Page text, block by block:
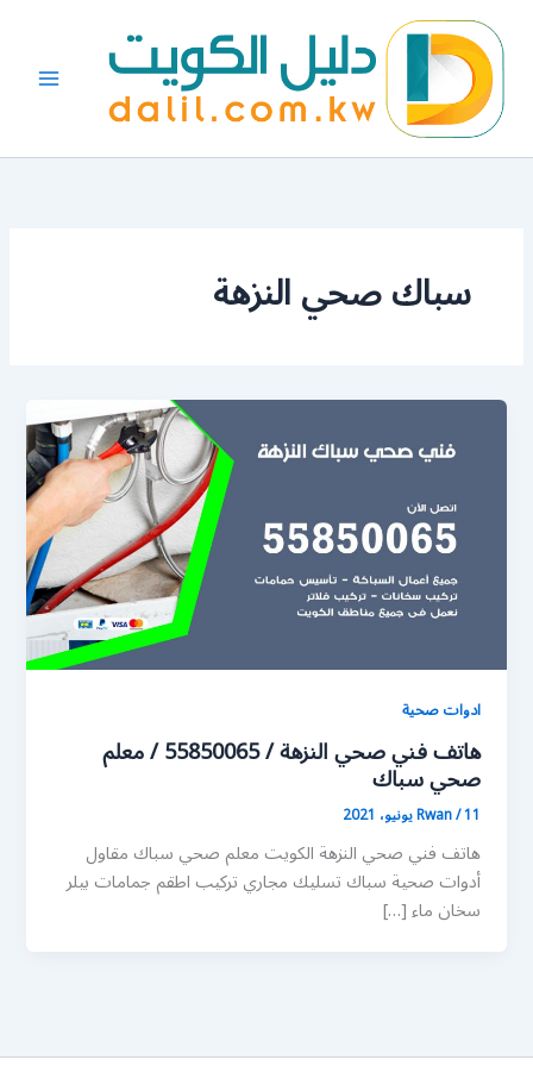
المحتوى
سباك صحي النزهة
ادوات صحية
هاتف فني صحي النزهة / 55850065 / معلم
صحي سباك
Rwan/11 يونيو، 2021
هاتف فني صحي النزهة الكويت معلم صحي سباك مقاول
أدوات صحية سباك تسليك مجاري تركيب اطقم جمامات بيلر
سخان ماء […]